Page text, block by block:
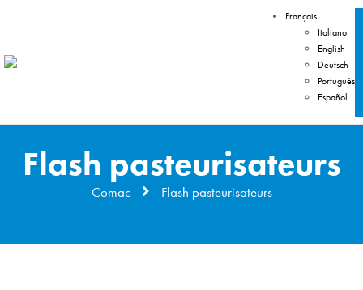
Français
Italiano
English
Deutsch
Português
Español
Flash pasteurisateurs
Comac Flash pasteurisateurs